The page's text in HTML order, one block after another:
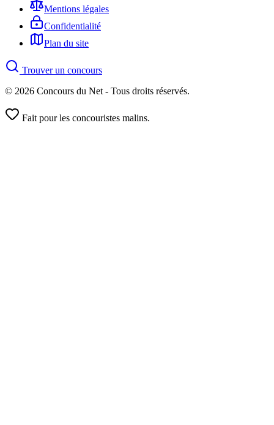
Mentions légales
Confidentialité
Plan du site
Trouver un concours
© 2026 Concours du Net - Tous droits réservés.
Fait pour les concouristes malins.